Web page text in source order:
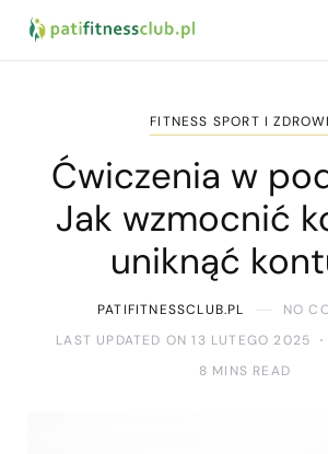
FITNESS SPORT I
Ćwiczenia w
Jak wzmocnić
uniknąć
PATIFITNESSCLUB.PL
NO
LAST UPDATED ON 13 LUTEGO 2025
8 MINS READ